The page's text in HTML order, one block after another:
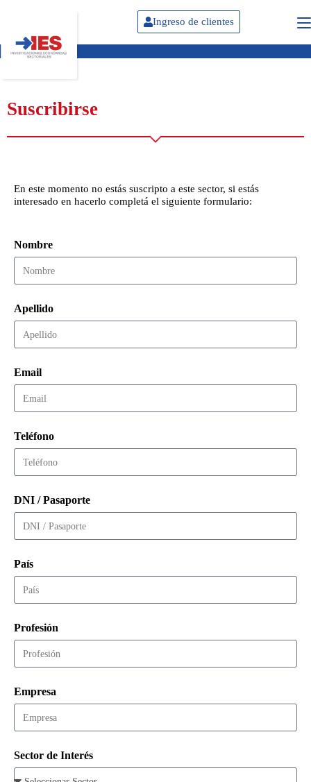
Ingreso de clientes
Suscribirse
En este momento no estás suscripto a este sector, si estás
interesado en hacerlo completá el siguiente formulario:
Nombre
Apellido
Email
Teléfono
DNI / Pasaporte
País
Profesión
Empresa
Sector de Interés